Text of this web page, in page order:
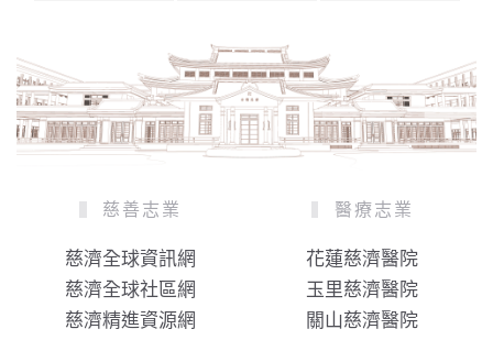
慈善志業
慈濟全球資訊網
慈濟全球社區網
慈濟精進資源網
醫療志業
花蓮慈濟醫院
玉里慈濟醫院
關山慈濟醫院